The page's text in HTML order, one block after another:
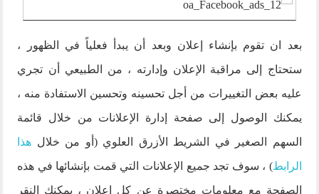
بعد ان تقوم بإنشاء إعلان وبعد أن يبدأ فعلياً في الظهور ،
ستحتاج إلى مراقبة الإعلان وإدارته ، من الطبيعي أن تجري
عليه بعض التغييرات من أجل تحسينه وتحسين الاستفادة منه ،
يمكنك الوصول إلى صفحة إدارة الإعلانات من خلال قائمة
السهم الصغير في الشريط الأزرق العلوي (أو من خلال هذا
الرابط) ، سوف تجد جميع الإعلانات التي قمت بإنشائها في هذه
الصفحة مع معلومات مختصرة عن كل إعلان ، يمكنك النقر